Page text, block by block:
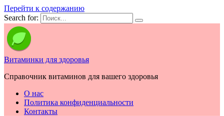
Перейти к содержанию
Search for:
Витаминки для здоровья
Справочник витаминов для вашего здоровья
О нас
Политика конфиденциальности
Контакты